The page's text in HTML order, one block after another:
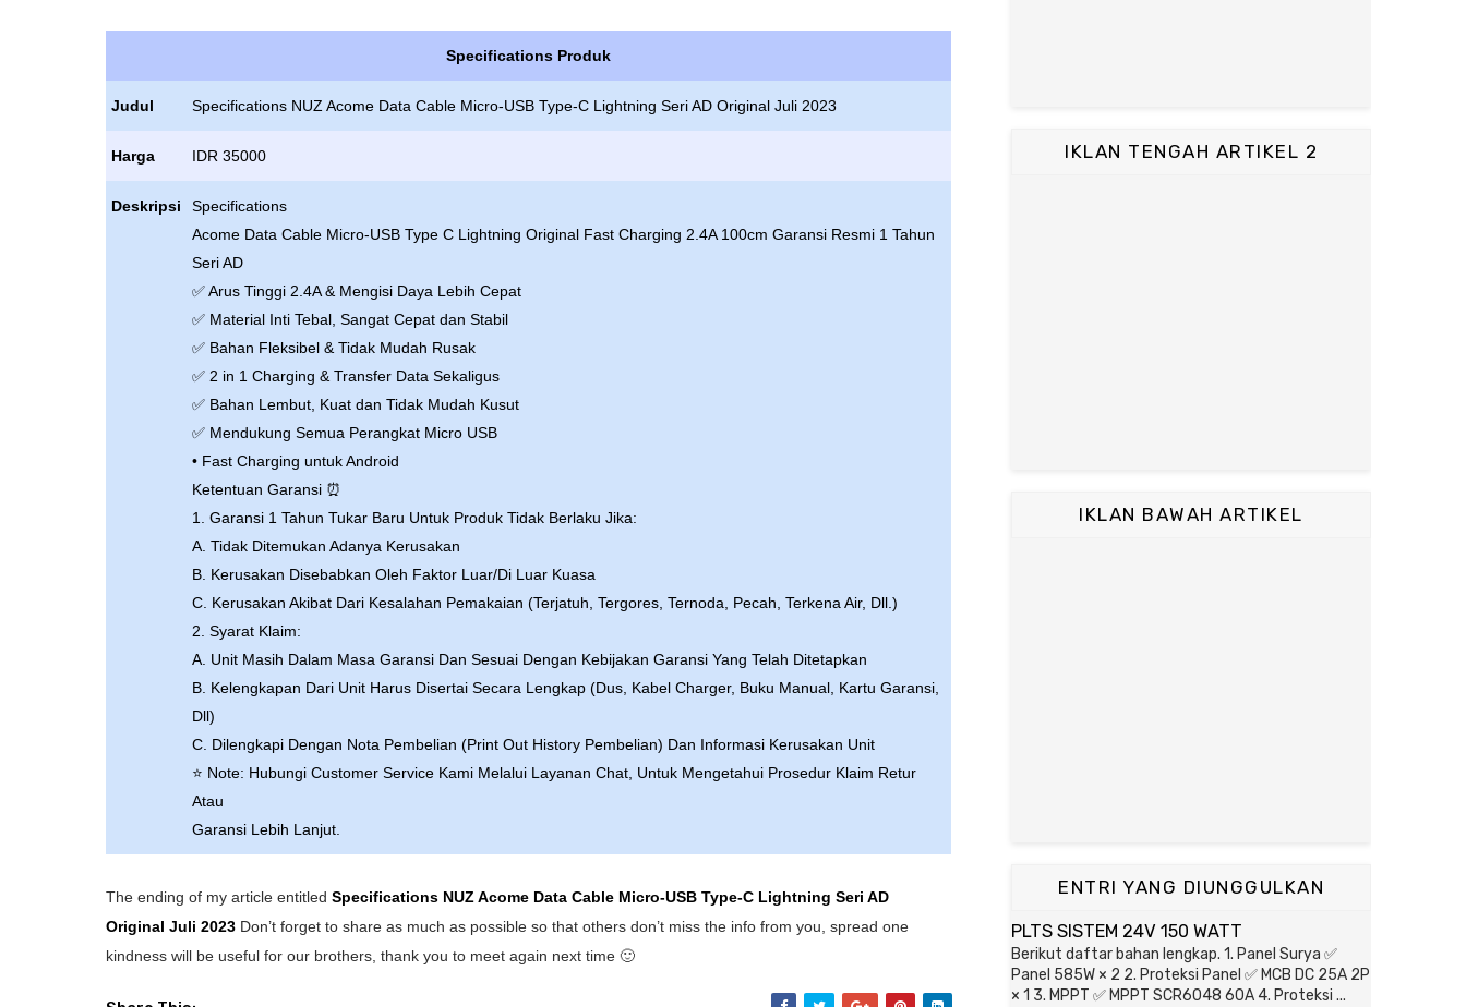
Specifications Produk
Judul Specifications NUZ Acome Data Cable Micro-USB Type-C Lightning Seri AD Original Juli 2023
Harga IDR 35000
Deskripsi
Specifications
Acome Data Cable Micro-USB Type C Lightning Original Fast Charging 2.4A 100cm Garansi Resmi 1 Tahun
Seri AD
✅ Arus Tinggi 2.4A & Mengisi Daya Lebih Cepat
✅ Material Inti Tebal, Sangat Cepat dan Stabil
✅ Bahan Fleksibel & Tidak Mudah Rusak
✅ 2 in 1 Charging & Transfer Data Sekaligus
✅ Bahan Lembut, Kuat dan Tidak Mudah Kusut
✅ Mendukung Semua Perangkat Micro USB
• Fast Charging untuk Android
Ketentuan Garansi ⏰
1. Garansi 1 Tahun Tukar Baru Untuk Produk Tidak Berlaku Jika:
A. Tidak Ditemukan Adanya Kerusakan
B. Kerusakan Disebabkan Oleh Faktor Luar/Di Luar Kuasa
C. Kerusakan Akibat Dari Kesalahan Pemakaian (Terjatuh, Tergores, Ternoda, Pecah, Terkena Air, Dll.)
2. Syarat Klaim:
A. Unit Masih Dalam Masa Garansi Dan Sesuai Dengan Kebijakan Garansi Yang Telah Ditetapkan
B. Kelengkapan Dari Unit Harus Disertai Secara Lengkap (Dus, Kabel Charger, Buku Manual, Kartu Garansi,
Dll)
C. Dilengkapi Dengan Nota Pembelian (Print Out History Pembelian) Dan Informasi Kerusakan Unit
⭐ Note: Hubungi Customer Service Kami Melalui Layanan Chat, Untuk Mengetahui Prosedur Klaim Retur
Atau
Garansi Lebih Lanjut.
The ending of my article entitled Specifications NUZ Acome Data Cable Micro-USB Type-C Lightning Seri AD
Original Juli 2023 Don’t forget to share as much as possible so that others don’t miss the info from you, spread one
kindness will be useful for our brothers, thank you to meet again next time 🙂
IKLAN TENGAH ARTIKEL 2
IKLAN BAWAH ARTIKEL
ENTRI YANG DIUNGGULKAN
PLTS SISTEM 24V 150 WATT
Berikut daftar bahan lengkap. 1. Panel Surya ✅
Panel 585W × 2 2. Proteksi Panel ✅ MCB DC 25A 2P
× 1 3. MPPT ✅ MPPT SCR6048 60A 4. Proteksi ...